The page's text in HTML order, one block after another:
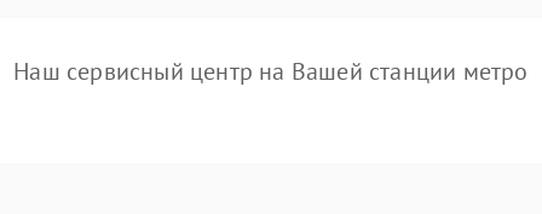
Наш сервисный центр на Вашей станции метро